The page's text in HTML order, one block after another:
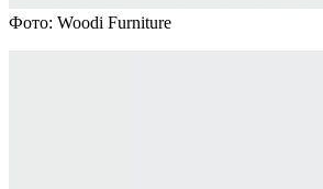
Фото: Woodi Furniture